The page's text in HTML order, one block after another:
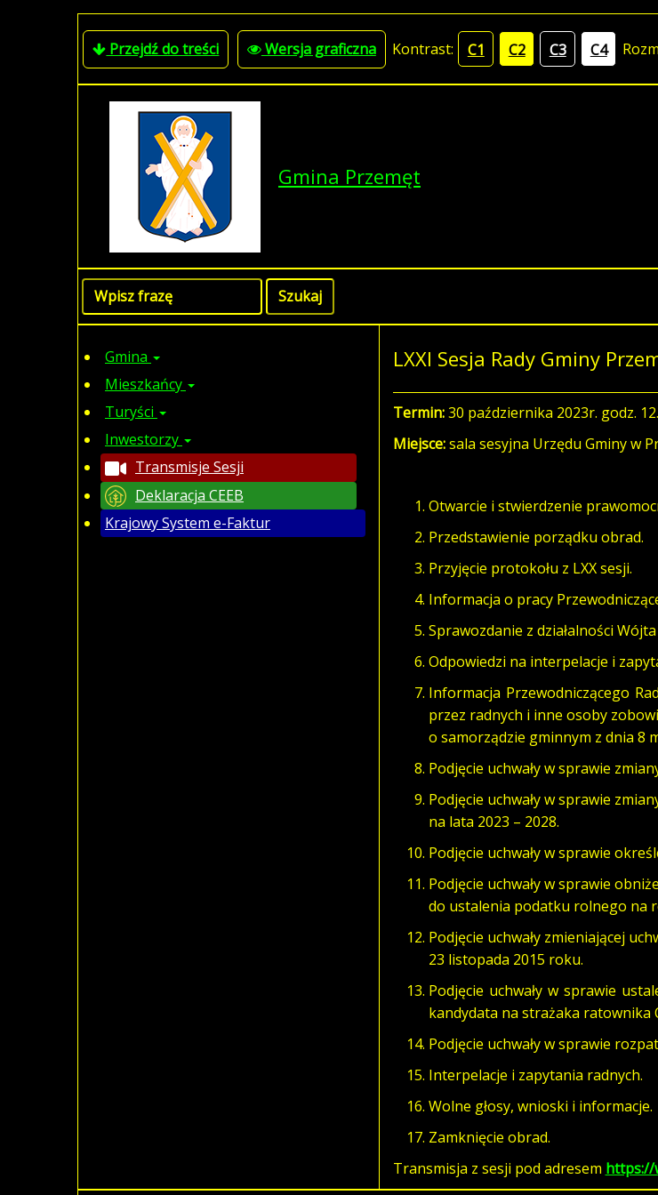
Przejdź do treści Wersja graficzna Kontrast: C1 C2 C3 C4
Gmina Przemęt
Gmina
Mieszkańcy
Turyści
Inwestorzy
Transmisje Sesji
Deklaracja CEEB
Krajowy System e-Faktur
LXXI Sesja Rady Gminy
Termin:30 października 2023r. godz.
Miejsce:sala sesyjna Urzędu Gminy w
Otwarcie i stwierdzenie
Przedstawienie porządku obrad.
Przyjęcie protokołu z LXX sesji.
Informacja o pracy
Sprawozdanie z działalności
Odpowiedzi na interpelacje i
Informacja Przewodniczącego
przez radnych i inne osoby
o samorządzie gminnym z dnia 8
Podjęcie uchwały w sprawie
Podjęcie uchwały w sprawie
na lata 2023 – 2028.
Podjęcie uchwaływ sprawie
Podjęcie uchwały w sprawie
do ustalenia podatku rolnego na
Podjęcie uchwały zmieniającej
23 listopada 2015 roku.
Podjęcie uchwały w sprawie
kandydata na strażaka ratownika
Podjęcie uchwały w sprawie
Interpelacje i zapytania radnych.
Wolne głosy, wnioski i informacje.
Zamknięcie obrad.
Transmisja z sesji pod adresem https://